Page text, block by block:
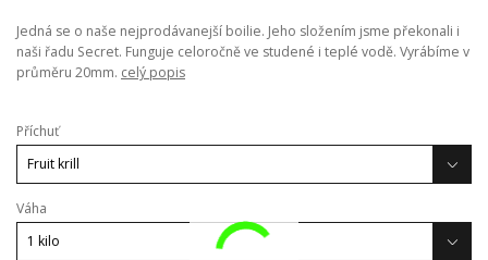
Jedná se o naše nejprodávanejší boilie. Jeho složením jsme překonali i
naši řadu Secret. Funguje celoročně ve studené i teplé vodě. Vyrábíme v
průměru 20mm. celý popis
Příchuť
Váha